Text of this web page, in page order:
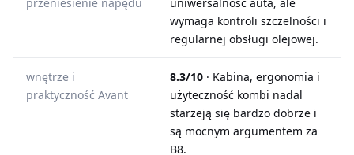
wymaga kontroli szczelności i
regularnej obsługi olejowej.
wnętrze i
praktyczność Avant
8.3/10 · Kabina, ergonomia i
użyteczność kombi nadal
starzeją się bardzo dobrze i
są mocnym argumentem za
B8.